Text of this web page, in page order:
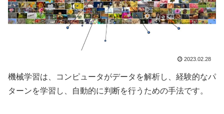
2023.02.28
機械学習は、コンピュータがデータを解析し、経験的なパ
ターンを学習し、自動的に判断を行うための手法です。